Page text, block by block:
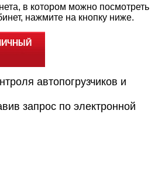
в котором можно посмотреть
нажмите на кнопку ниже.
автопогрузчиков и
запрос по электронной